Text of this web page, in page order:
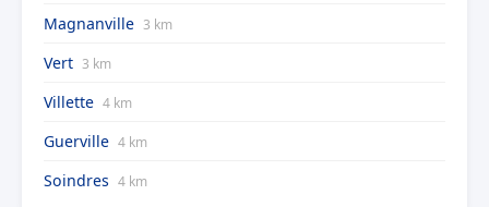
Magnanville 3 km
Vert 3 km
Villette 4 km
Guerville 4 km
Soindres 4 km